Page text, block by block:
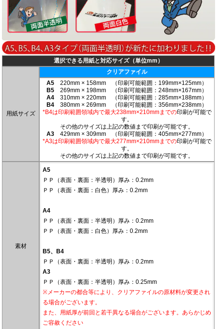
選択できる用紙と対応サイズ（単位mm）
用紙サイズ
クリアファイル
A5 220mm × 158mm （印刷可能範囲：199mm×125mm）
B5 269mm × 198mm （印刷可能範囲：248mm×167mm）
A4 310mm × 220mm （印刷可能範囲：285mm×188mm）
B4 380mm × 269mm （印刷可能範囲：356mm×238mm）
*B4は印刷範囲領域内で最大238mm×210mmまでの印刷が可能で
す。
その他のサイズは上記の数値まで印刷が可能です。
A3 429mm × 309mm （印刷可能範囲：405mm×277mm）
*A3は印刷範囲領域内で最大277mm×210mmまでの印刷が可能で
す。
その他のサイズは上記の数値まで印刷が可能です。
素材
A5
ＰＰ（表面・裏面：半透明）厚み：0.2mm
ＰＰ（表面・裏面：白色）厚み：0.2mm
A4
ＰＰ（表面・裏面：半透明）厚み：0.2mm
ＰＰ（表面・裏面：白色）厚み：0.2mm
B5、B4
ＰＰ（表面・裏面：半透明）厚み：0.2mm
A3
ＰＰ（表面・裏面：半透明）厚み：0.25mm
※メーカーの都合等により、クリアファイルの原材料が変更され
る場合がございます。
また、用紙厚が前回と若干異なる場合がございます。あらかじめ
ご容赦ください